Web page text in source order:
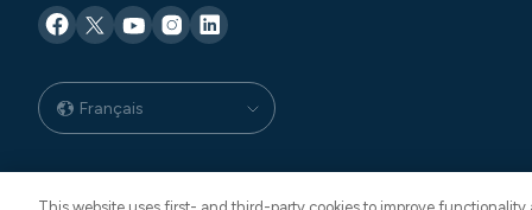
Français